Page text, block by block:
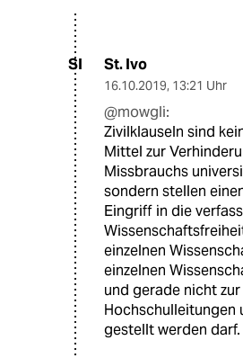
SI St. Ivo
16.10.2019, 13:21 Uhr
@mowgli:
Zivilklauseln sind
Mittel zur
Missbrauchs
sondern stellen
Eingriff in die
einzelnen
einzelnen
und gerade nicht
Hochschulleitungen
gestellt werden darf.